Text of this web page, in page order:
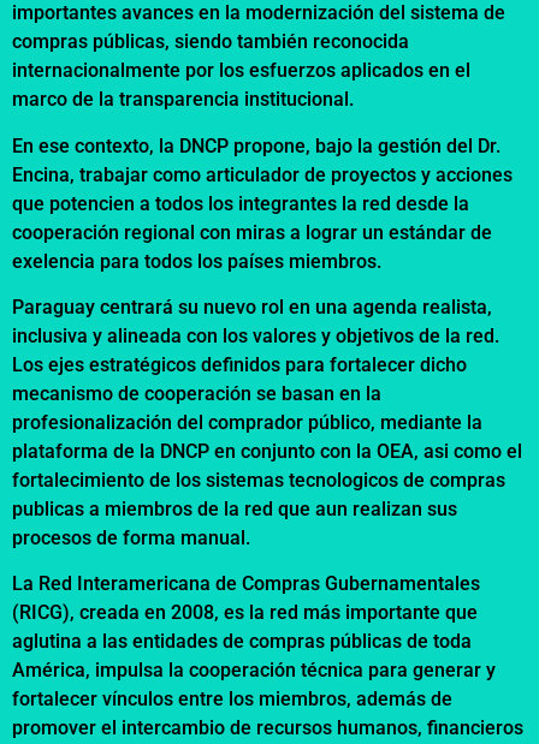
importantes avances en la modernización del sistema de
compras públicas, siendo también reconocida
internacionalmente por los esfuerzos aplicados en el
marco de la transparencia institucional.
En ese contexto, la DNCP propone, bajo la gestión del Dr.
Encina, trabajar como articulador de proyectos y acciones
que potencien a todos los integrantes la red desde la
cooperación regional con miras a lograr un estándar de
exelencia para todos los países miembros.
Paraguay centrará su nuevo rol en una agenda realista,
inclusiva y alineada con los valores y objetivos de la red.
Los ejes estratégicos definidos para fortalecer dicho
mecanismo de cooperación se basan en la
profesionalización del comprador público, mediante la
plataforma de la DNCP en conjunto con la OEA, asi como el
fortalecimiento de los sistemas tecnologicos de compras
publicas a miembros de la red que aun realizan sus
procesos de forma manual.
La Red Interamericana de Compras Gubernamentales
(RICG), creada en 2008, es la red más importante que
aglutina a las entidades de compras públicas de toda
América, impulsa la cooperación técnica para generar y
fortalecer vínculos entre los miembros, además de
promover el intercambio de recursos humanos, financieros